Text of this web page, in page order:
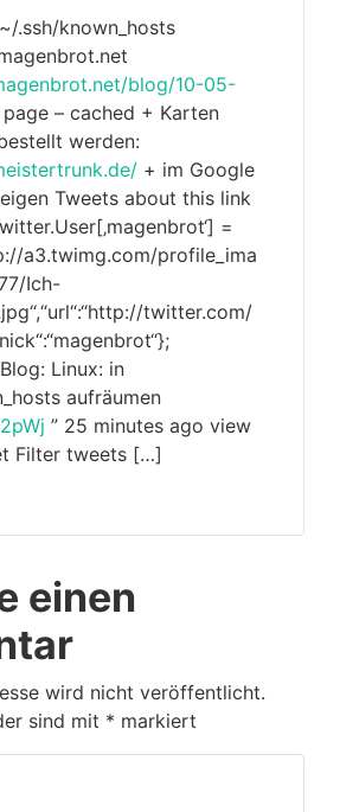
.ssh/known_hosts
blog/10-05-
– cached + Karten
werden:
+ im Google
Tweets about this link
=
a3.twimg.com/profile_ima
Ich-
twitter.com/
Linux: in
aufräumen
” 25 minutes ago view
Filter tweets […]
einen
wird nicht veröffentlicht.
sind mit * markiert